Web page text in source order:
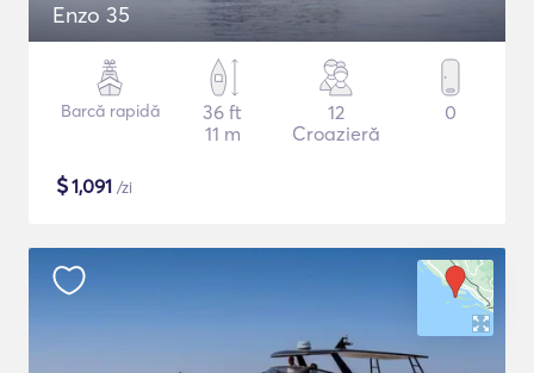
Enzo 35
Barcă rapidă
36 ft
11 m
12
Croazieră
0
$1,091 /zi